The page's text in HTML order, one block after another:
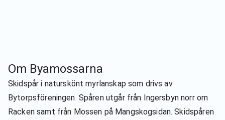
Om Byamossarna
Skidspår i naturskönt myrlanskap som drivs av
Bytorpsföreningen. Spåren utgår från Ingersbyn norr om
Racken samt från Mossen på Mangskogsidan. Skidspåren